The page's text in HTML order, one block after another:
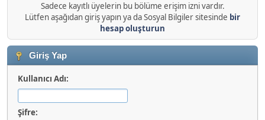
Sadece kayıtlı üyelerin bu bölüme erişim izni vardır.
Lütfen aşağıdan giriş yapın ya da Sosyal Bilgiler sitesinde bir
hesap oluşturun
Giriş Yap
Kullanıcı Adı:
Şifre: